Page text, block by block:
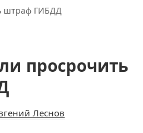
штраф ГИБДД
просрочить
Леснов